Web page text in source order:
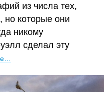
из числа тех,
но которые они
никому
сделал эту